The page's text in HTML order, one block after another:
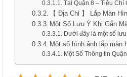
Tại Quận 8 – Tiêu Chí
【 Địa Chỉ 】 Lắp Màn
Một Số Lưu Ý Khi Gắn
Dưới đây là một số
Một số hình ảnh lắp màn
Một Số Thông tin